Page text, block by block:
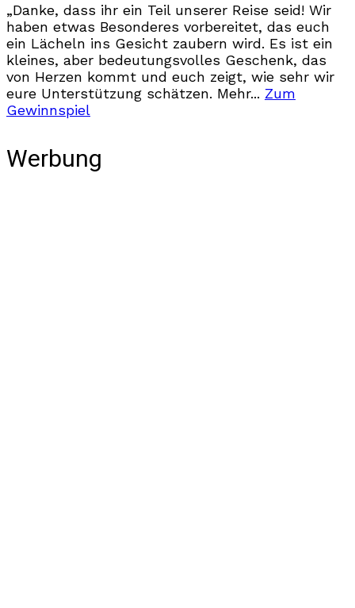
„Danke, dass ihr ein Teil unserer Reise seid! Wir
haben etwas Besonderes vorbereitet, das euch
ein Lächeln ins Gesicht zaubern wird. Es ist ein
kleines, aber bedeutungsvolles Geschenk, das
von Herzen kommt und euch zeigt, wie sehr wir
eure Unterstützung schätzen. Mehr... Zum
Gewinnspiel
Werbung